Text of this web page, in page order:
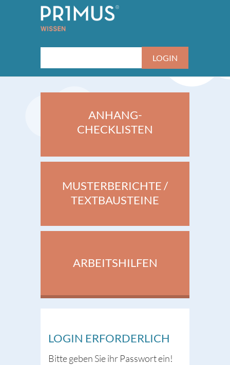
ANHANG-
CHECKLISTEN
MUSTERBERICHTE /
TEXTBAUSTEINE
ARBEITSHILFEN
LOGIN ERFORDERLICH
Bitte geben Sie ihr Passwort ein!